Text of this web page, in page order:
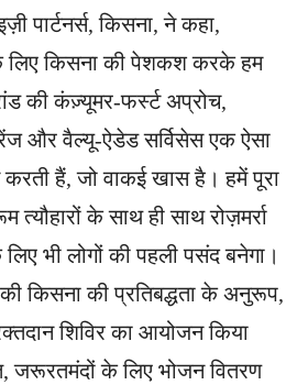
पार्टनर्स, किसना, ने कहा,
के लिए किसना की पेशकश करके हम
की कंज़्यूमर-फर्स्ट अप्रोच,
और वैल्यू-ऐडेड सर्विसेस एक ऐसा
हैं, जो वाकई खास है। हमें पूरा
त्यौहारों के साथ ही साथ रोज़मर्रा
भी लोगों की पहली पसंद बनेगा।
किसना की प्रतिबद्धता के अनुरूप,
शिविर का आयोजन किया
जरूरतमंदों के लिए भोजन वितरण